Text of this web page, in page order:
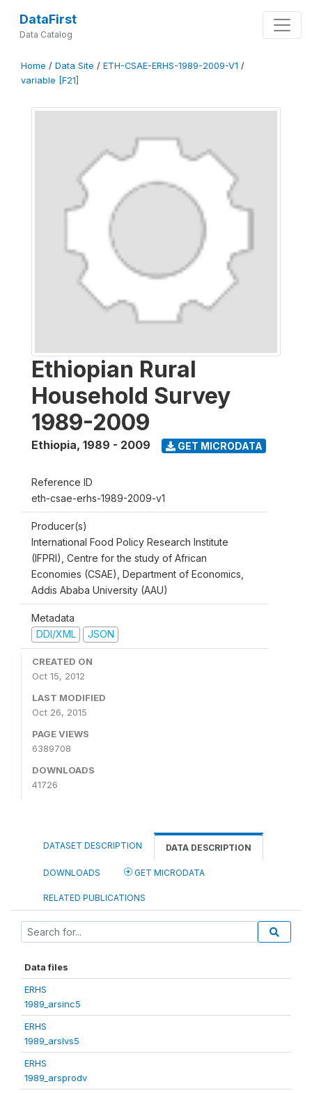
DataFirst
Data Catalog
Home / Data Site / ETH-CSAE-ERHS-1989-2009-V1 /
variable [F21]
Ethiopian Rural
Household Survey
1989-2009
Ethiopia, 1989 - 2009 GET MICRODATA
Reference ID
eth-csae-erhs-1989-2009-v1
Producer(s)
International Food Policy Research Institute
(IFPRI), Centre for the study of African
Economies (CSAE), Department of Economics,
Addis Ababa University (AAU)
Metadata
DDI/XML
JSON
CREATED ON
Oct 15, 2012
LAST MODIFIED
Oct 26, 2015
PAGE VIEWS
6389708
DOWNLOADS
41726
DATASET DESCRIPTION DATA DESCRIPTION
DOWNLOADS GET MICRODATA
RELATED PUBLICATIONS
Data files
ERHS
1989_arsinc5
ERHS
1989_arslvs5
ERHS
1989_arsprodv